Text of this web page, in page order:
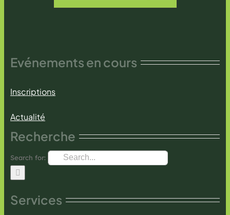
Evénements en cours
Inscriptions
Actualité
Recherche
Search for:
Services